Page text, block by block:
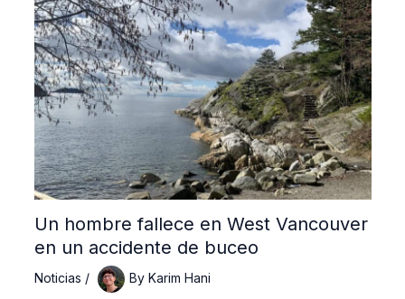
Un hombre fallece en West Vancouver
en un accidente de buceo
Noticias / By Karim Hani